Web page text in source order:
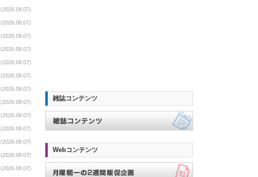
(2026.08.07)
(2026.08.07)
(2026.08.07)
(2026.08.07)
(2026.08.07)
(2026.08.07)
(2026.08.07)
(2026.08.07)
(2026.08.07)
(2026.08.07)
(2026.08.07)
(2026.08.07)
(2026.08.07)
雑誌コンテンツ
Webコンテンツ